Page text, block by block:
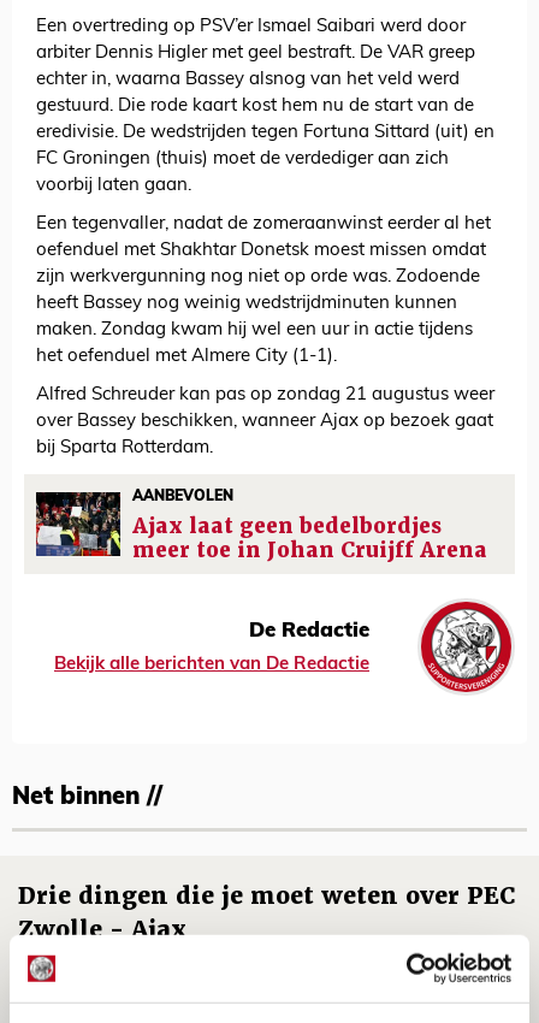
Een overtreding op PSV’er Ismael Saibari werd door
arbiter Dennis Higler met geel bestraft. De VAR greep
echter in, waarna Bassey alsnog van het veld werd
gestuurd. Die rode kaart kost hem nu de start van de
eredivisie. De wedstrijden tegen Fortuna Sittard (uit) en
FC Groningen (thuis) moet de verdediger aan zich
voorbij laten gaan.
Een tegenvaller, nadat de zomeraanwinst eerder al het
oefenduel met Shakhtar Donetsk moest missen omdat
zijn werkvergunning nog niet op orde was. Zodoende
heeft Bassey nog weinig wedstrijdminuten kunnen
maken. Zondag kwam hij wel een uur in actie tijdens
het oefenduel met Almere City (1-1).
Alfred Schreuder kan pas op zondag 21 augustus weer
over Bassey beschikken, wanneer Ajax op bezoek gaat
bij Sparta Rotterdam.
AANBEVOLEN
Ajax laat geen bedelbordjes
meer toe in Johan Cruijff Arena
De Redactie
Bekijk alle berichten van De Redactie
Net binnen //
Drie dingen die je moet weten over PEC
Zwolle - Ajax
08 AUGUSTUS 2026 - 12:32